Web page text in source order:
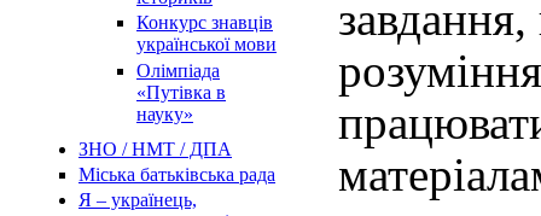
Конкурс знавців
української мови
Олімпіада
«Путівка в
науку»
ЗНО / НМТ / ДПА
Міська батьківська рада
Я – українець,